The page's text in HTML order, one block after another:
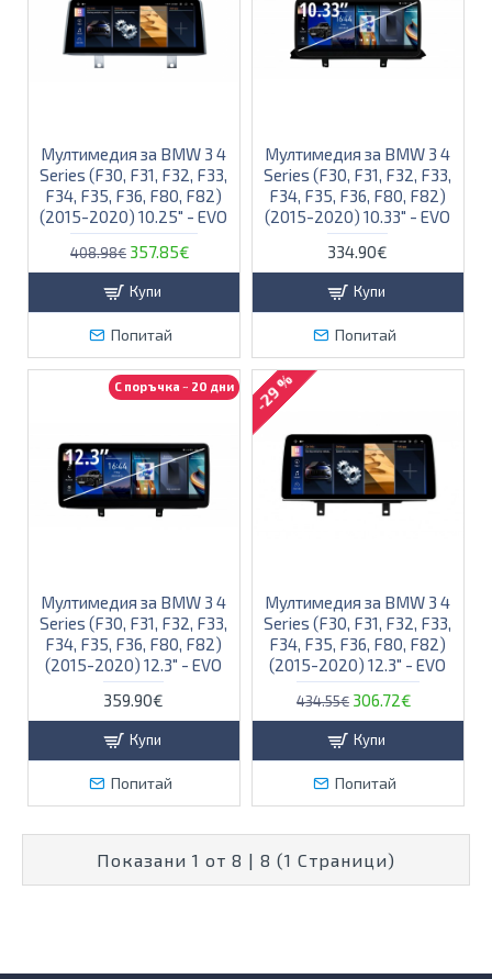
Мултимедия за BMW 3 4
Series (F30, F31, F32, F33,
F34, F35, F36, F80, F82)
(2015-2020) 10.25" - ЕVO
408.98€ 357.85€
Купи
Попитай
Мултимедия за BMW 3 4
Series (F30, F31, F32, F33,
F34, F35, F36, F80, F82)
(2015-2020) 10.33" - ЕVO
334.90€
Купи
Попитай
С поръчка ~ 20 дни
Мултимедия за BMW 3 4
Series (F30, F31, F32, F33,
F34, F35, F36, F80, F82)
(2015-2020) 12.3" - ЕVO
359.90€
Купи
Попитай
-29 %
Мултимедия за BMW 3 4
Series (F30, F31, F32, F33,
F34, F35, F36, F80, F82)
(2015-2020) 12.3″ - EVO
434.55€ 306.72€
Купи
Попитай
Показани 1 от 8 | 8 (1 Страници)